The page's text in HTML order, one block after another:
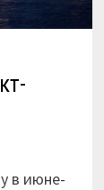
в июне-